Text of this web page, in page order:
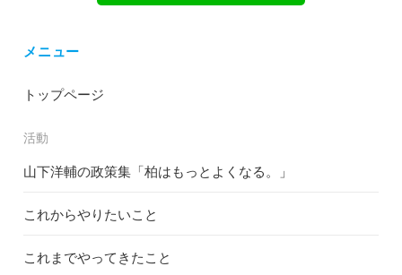
メニュー
トップページ
活動
山下洋輔の政策集「柏はもっとよくなる。」
これからやりたいこと
これまでやってきたこと